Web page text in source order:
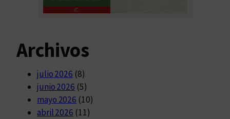
Archivos
julio 2026 (8)
junio 2026 (5)
mayo 2026 (10)
abril 2026 (11)